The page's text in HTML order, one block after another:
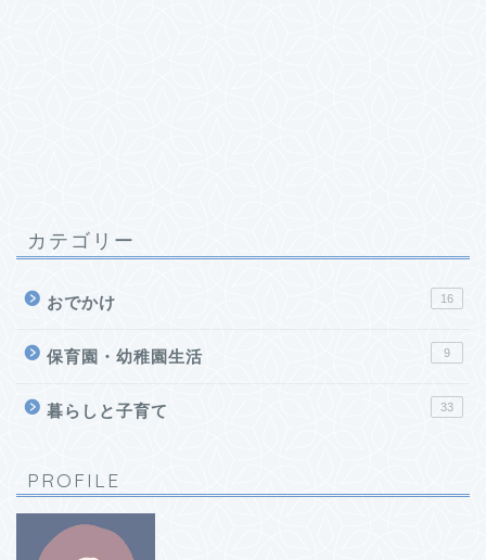
カテゴリー
おでかけ 16
保育園・幼稚園生活 9
暮らしと子育て 33
PROFILE